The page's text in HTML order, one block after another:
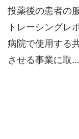
投薬後の患者の
トレーシングレ
病院で使用する
させる事業に取...